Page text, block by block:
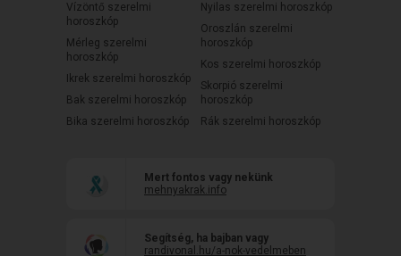
Vízöntő szerelmi
horoszkóp
Mérleg szerelmi
horoszkóp
Ikrek szerelmi horoszkóp
Bak szerelmi horoszkóp
Bika szerelmi horoszkóp
Nyilas szerelmi horoszkóp
Oroszlán szerelmi
horoszkóp
Kos szerelmi horoszkóp
Skorpió szerelmi
horoszkóp
Rák szerelmi horoszkóp
Mert fontos vagy nekünk
mehnyakrak.info
Segítség, ha bajban vagy
randivonal.hu/a-nok-vedelmeben